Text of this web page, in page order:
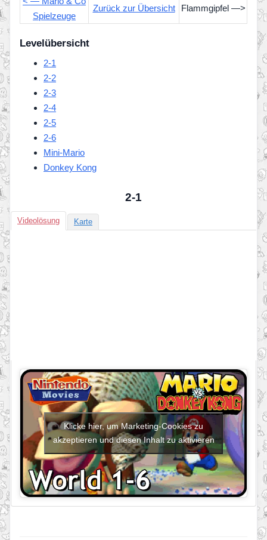
Spielzeuge
Zurück zur Übersicht Flammgipfel —>
Levelübersicht
2-1
2-2
2-3
2-4
2-5
2-6
Mini-Mario
Donkey Kong
2-1
Videolösung Karte
Klicke hier, um Marketing-Cookies zu
akzeptieren und diesen Inhalt zu aktivieren